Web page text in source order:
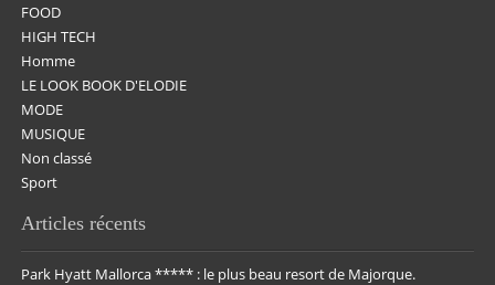
FOOD
HIGH TECH
Homme
LE LOOK BOOK D'ELODIE
MODE
MUSIQUE
Non classé
Sport
Articles récents
Park Hyatt Mallorca ***** : le plus beau resort de Majorque.